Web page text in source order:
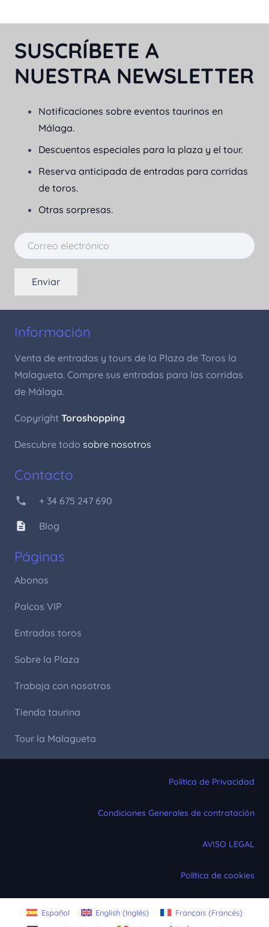
SUSCRÍBETE A
NUESTRA NEWSLETTER
Notificaciones sobre eventos taurinos en
Málaga.
Descuentos especiales para la plaza y el tour.
Reserva anticipada de entradas para corridas
de toros.
Otras sorpresas.
Enviar
Información
Venta de entradas y tours de la Plaza de Toros la
Malagueta. Compre sus entradas para las corridas
de Málaga.
Copyright Toroshopping
Descubre todo sobre nosotros
Contacto
phone + 34 675 247 690
description Blog
Páginas
Abonos
Palcos VIP
Entradas toros
Sobre la Plaza
Trabaja con nosotros
Tienda taurina
Tour la Malagueta
Política de Privacidad
Condiciones Generales de contratación
AVISO LEGAL
Política de cookies
Español English (Inglés) Français(Francés)